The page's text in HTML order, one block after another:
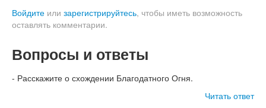
Войдите или зарегистрируйтесь, чтобы иметь возможность
оставлять комментарии.
Вопросы и ответы
- Расскажите о схождении Благодатного Огня.
Читать ответ